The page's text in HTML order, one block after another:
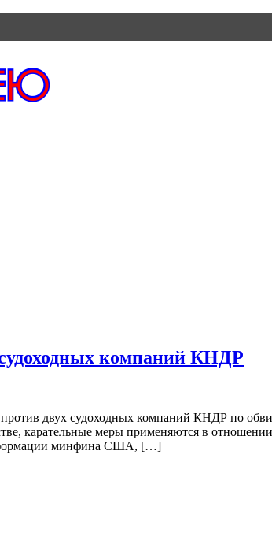
компаний КНДР
двух судоходных компаний КНДР по
карательные меры применяются в
минфина США, […]